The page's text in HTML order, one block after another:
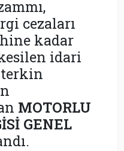
cezaları
kadar
idari
terkin
MOTORLU
GENEL